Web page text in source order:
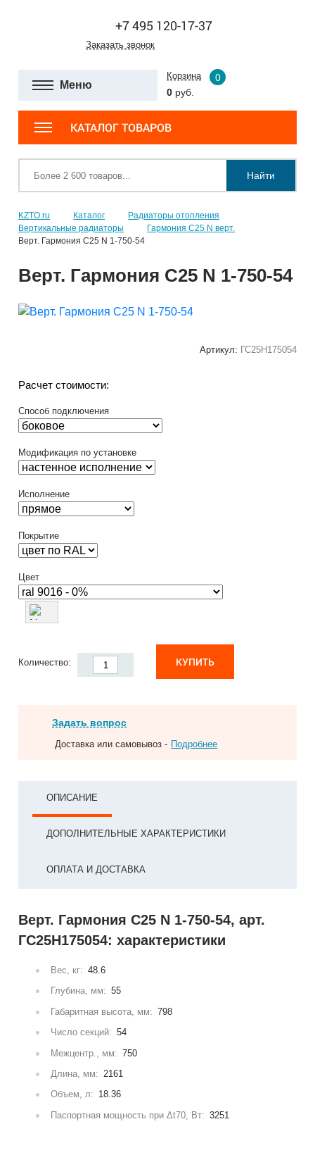
+7 495 120-17-37
Заказать звонок
Меню
Корзина
0
0 руб.
КАТАЛОГ ТОВАРОВ
Найти
KZTO.ru Каталог
Радиаторы отопления
Вертикальные радиаторы
Гармония С25 N верт.
Верт. Гармония С25 N 1-750-54
Верт. Гармония С25 N 1-750-54
Артикул: ГС25Н175054
Расчет стоимости:
Способ подключения
Модификация по установке
Исполнение
Покрытие
Цвет
Количество: КУПИТЬ
Задать вопрос
Доставка или самовывоз - Подробнее
ОПИСАНИЕ
ДОПОЛНИТЕЛЬНЫЕ ХАРАКТЕРИСТИКИ
ОПЛАТА И ДОСТАВКА
Верт. Гармония С25 N 1-750-54, арт.
ГС25Н175054: характеристики
Вес, кг: 48.6
Глубина, мм: 55
Габаритная высота, мм: 798
Число секций: 54
Межцентр., мм: 750
Длина, мм: 2161
Объем, л: 18.36
Паспортная мощность при Δt70, Вт: 3251